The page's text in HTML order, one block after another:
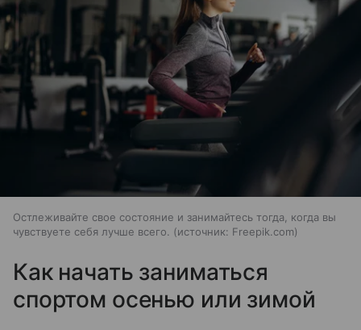
Остлеживайте свое состояние и занимайтесь тогда, когда вы
чувствуете себя лучше всего.
источник: Freepik.com
Как начать заниматься
спортом осенью или зимой